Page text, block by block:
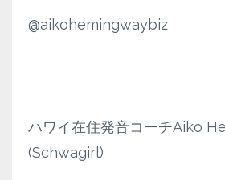
@aikohemingwaybiz
ハワイ在住発音コーチAiko
(Schwagirl)